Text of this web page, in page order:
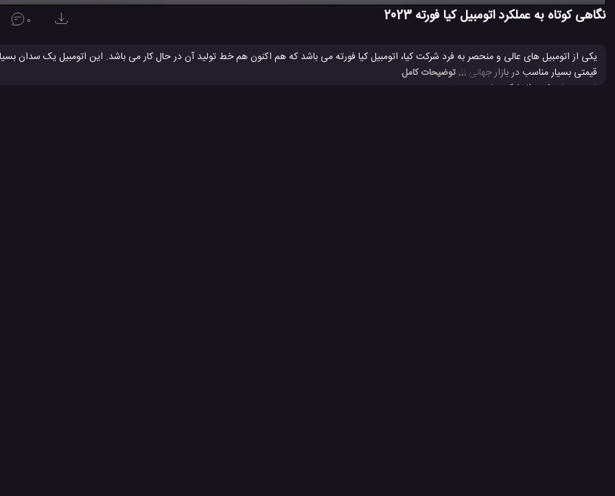
نگاهی کوتاه به عملکرد اتومبیل کیا فورته 2023 0
یکی از اتومبیل های عالی و منحصر به فرد شرکت کیا، اتومبیل کیا فورته می باشد که هم اکنون هم خط تولید آن در حال کار می باشد. این اتومبیل یک سدان
... توضیحات کامل